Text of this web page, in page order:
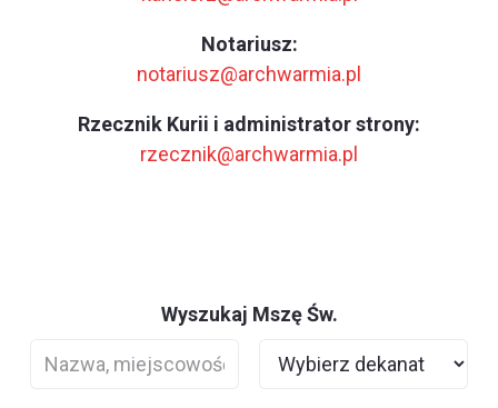
Notariusz:
notariusz@archwarmia.pl
Rzecznik Kurii i administrator strony:
rzecznik@archwarmia.pl
Wyszukaj Mszę Św.